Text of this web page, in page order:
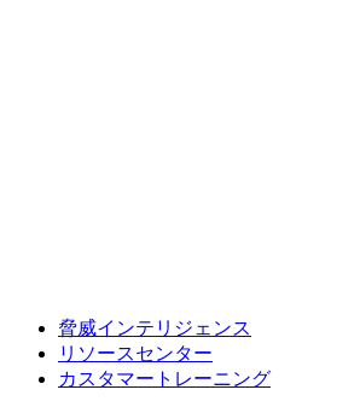
脅威インテリジェンス
リソースセンター
カスタマートレーニング